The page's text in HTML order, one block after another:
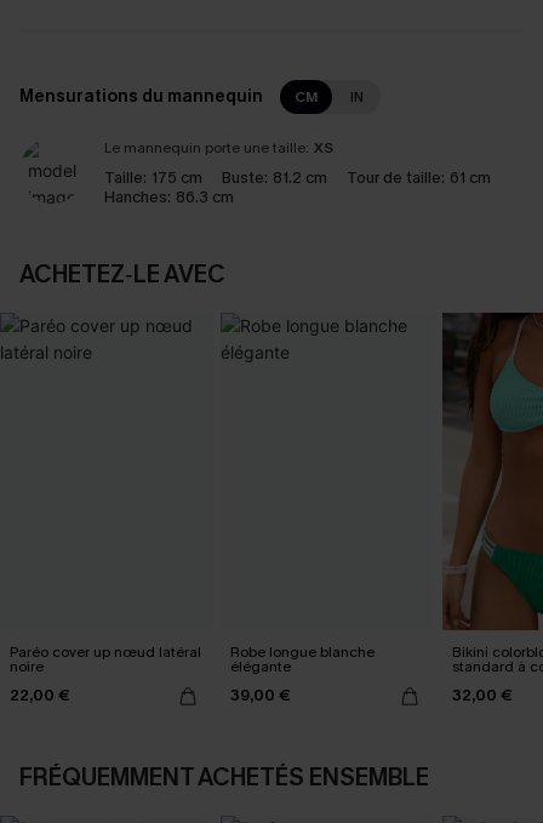
Mensurations du mannequin CM IN
Le mannequin porte une taille: XS
Taille: 175 cm Buste: 81.2 cm Tour de taille: 61 cm
Hanches: 86.3 cm
ACHETEZ‑LE AVEC
Paréo cover up nœud latéral
noire
22,00 €
Robe longue blanche
élégante
39,00 €
Bikini
standard à
32,00 €
FRÉQUEMMENT ACHETÉS ENSEMBLE